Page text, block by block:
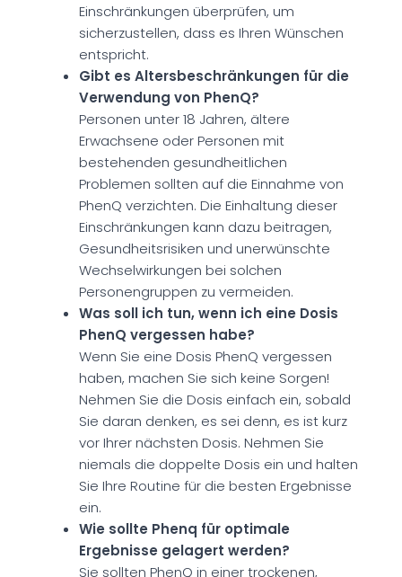
Einschränkungen überprüfen, um
sicherzustellen, dass es Ihren Wünschen
entspricht.
Gibt es Altersbeschränkungen für die
Verwendung von PhenQ?
Personen unter 18 Jahren, ältere
Erwachsene oder Personen mit
bestehenden gesundheitlichen
Problemen sollten auf die Einnahme von
PhenQ verzichten. Die Einhaltung dieser
Einschränkungen kann dazu beitragen,
Gesundheitsrisiken und unerwünschte
Wechselwirkungen bei solchen
Personengruppen zu vermeiden.
Was soll ich tun, wenn ich eine Dosis
PhenQ vergessen habe?
Wenn Sie eine Dosis PhenQ vergessen
haben, machen Sie sich keine Sorgen!
Nehmen Sie die Dosis einfach ein, sobald
Sie daran denken, es sei denn, es ist kurz
vor Ihrer nächsten Dosis. Nehmen Sie
niemals die doppelte Dosis ein und halten
Sie Ihre Routine für die besten Ergebnisse
ein.
Wie sollte Phenq für optimale
Ergebnisse gelagert werden?
Sie sollten PhenQ in einer trockenen,